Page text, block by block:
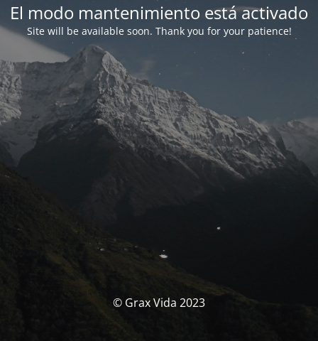
El modo mantenimiento está activado
Site will be available soon. Thank you for your patience!
© Grax Vida 2023